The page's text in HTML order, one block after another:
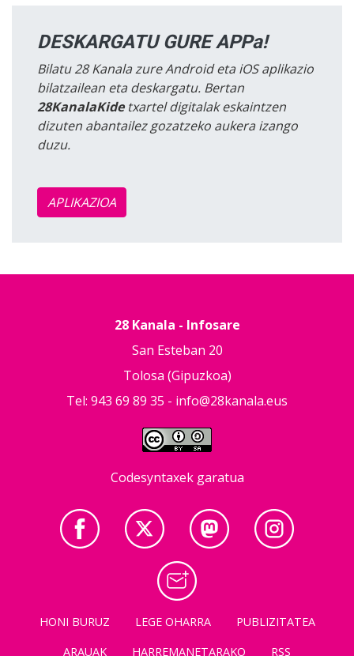
DESKARGATU GURE APPa!
Bilatu 28 Kanala zure Android eta iOS aplikazio
bilatzailean eta deskargatu. Bertan
28KanalaKidetxartel digitalak eskaintzen
dizuten abantailez gozatzeko aukera izango
duzu.
APLIKAZIOA
28 Kanala - Infosare
San Esteban 20
Tolosa (Gipuzkoa)
Tel: 943 69 89 35 - info@28kanala.eus
Codesyntaxek garatua
HONI BURUZ LEGE OHARRA
PUBLIZITATEA
ARAUAK
HARREMANETARAKO RSS